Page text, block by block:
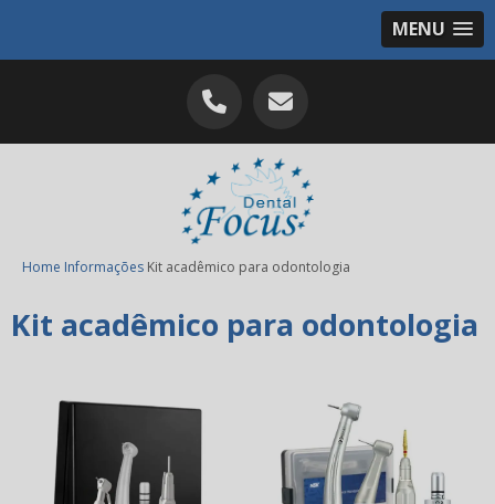
MENU
Home Informações Kit acadêmico para odontologia
Kit acadêmico para odontologia